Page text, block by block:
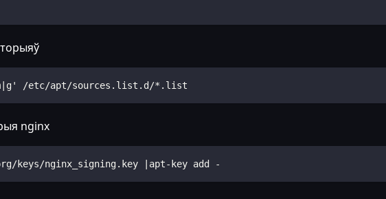
/etc/apt/sources.list.d/*.list
nginx
keys/nginx_signing.key |apt-key add -